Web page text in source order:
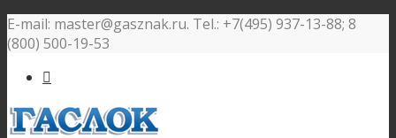
E-mail: master@gasznak.ru. Tel.: +7(495) 937-13-88; 8
(800) 500-19-53
